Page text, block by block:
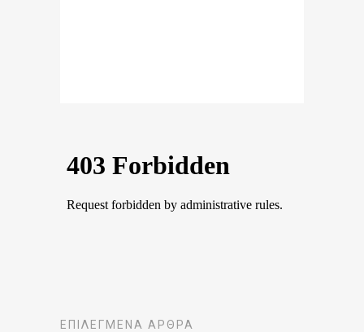
ΕΠΙΛΕΓΜΈΝΑ ΆΡΘΡΑ